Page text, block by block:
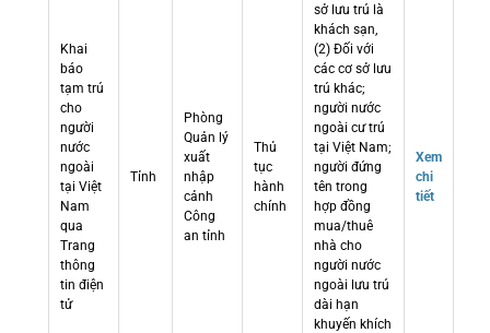
Khai
báo
tạm trú
cho
người
nước
ngoài
tại Việt
Nam
qua
Trang
thông
tin điện
tử
Tỉnh
Phòng
Quản lý
xuất
nhập
cảnh
Công
an tỉnh
Thủ
tục
hành
chính
sở lưu trú là
khách sạn,
(2) Đối với
các cơ sở lưu
trú khác;
người nước
ngoài cư trú
tại Việt Nam;
người đứng
tên trong
hợp đồng
mua/thuê
nhà cho
người nước
ngoài lưu trú
dài hạn
khuyến khích
Xem
chi
tiết